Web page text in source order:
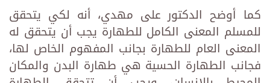
كما أوضح الدكتور على مهدي، أنه لكي يتحقق
للمسلم المعنى الكامل للطهارة يجب أن يتحقق له
المعنى العام للطهارة بجانب المفهوم الخاص لها،
فجانب الطهارة الحسية هي طهارة البدن والمكان